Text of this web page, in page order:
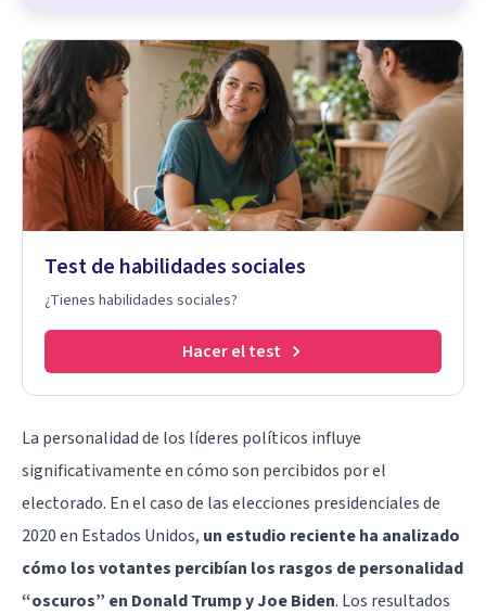
Test de habilidades sociales
¿Tienes habilidades sociales?
Hacer el test
La personalidad de los líderes políticos influye
significativamente en cómo son percibidos por el
electorado. En el caso de las elecciones presidenciales de
2020 en Estados Unidos, un estudio reciente ha analizado
cómo los votantes percibían los rasgos de personalidad
“oscuros” en Donald Trump y Joe Biden. Los resultados